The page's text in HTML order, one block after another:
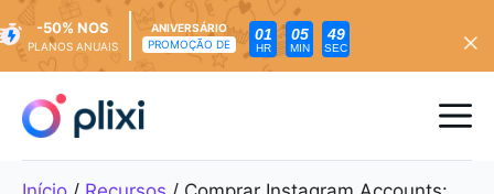
para
conteúdo
-50% NOS
PLANOS ANUAIS
ANIVERSÁRIO
PROMOÇÃO DE
01
HR
05
MIN
47
SEC